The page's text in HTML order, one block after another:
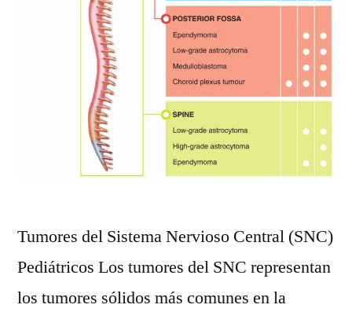
Tumores del Sistema Nervioso Central (SNC)
Pediátricos Los tumores del SNC representan
los tumores sólidos más comunes en la